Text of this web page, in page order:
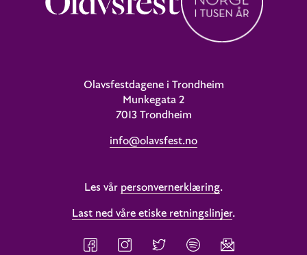
Olavsfestdagene i Trondheim
Munkegata 2
7013 Trondheim
info@olavsfest.no
Les vår personvernerklæring.
Last ned våre etiske retningslinjer.